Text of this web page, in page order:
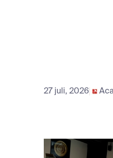
27 juli, 2026